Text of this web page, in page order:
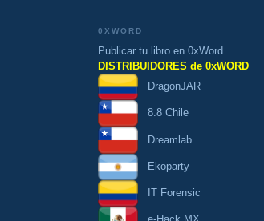
0XWORD
Publicar tu libro en 0xWord
DISTRIBUIDORES de 0xWORD
DragonJAR
8.8 Chile
Dreamlab
Ekoparty
IT Forensic